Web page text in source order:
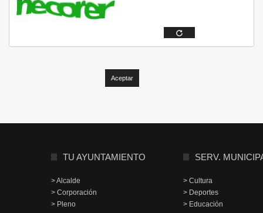
TU AYUNTAMIENTO
> Alcalde
> Corporación
> Pleno
SERV.
> Cultura
> Deportes
> Educación